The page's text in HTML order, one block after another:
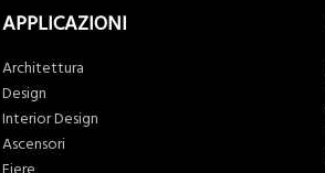
APPLICAZIONI
Architettura
Design
Interior Design
Ascensori